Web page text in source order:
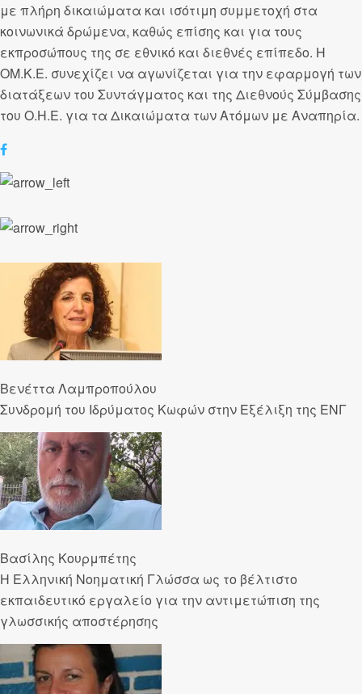
με πλήρη δικαιώματα και ισότιμη συμμετοχή στα
κοινωνικά δρώμενα, καθώς επίσης και για τους
εκπροσώπους της σε εθνικό και διεθνές επίπεδο. Η
ΟΜ.Κ.Ε. συνεχίζει να αγωνίζεται για την εφαρμογή των
διατάξεων του Συντάγματος και της Διεθνούς Σύμβασης
του Ο.Η.Ε. για τα Δικαιώματα των Ατόμων με Αναπηρία.
Βενέττα Λαμπροπούλου
Συνδρομή του Ιδρύματος Κωφών στην Εξέλιξη της ΕΝΓ
Βασίλης Κουρμπέτης
Η Ελληνική Νοηματική Γλώσσα ως το βέλτιστο
εκπαιδευτικό εργαλείο για την αντιμετώπιση της
γλωσσικής αποστέρησης